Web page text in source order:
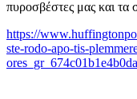
πυροσβέστες μας και τα
https://
ste-rodo-apo-tis-